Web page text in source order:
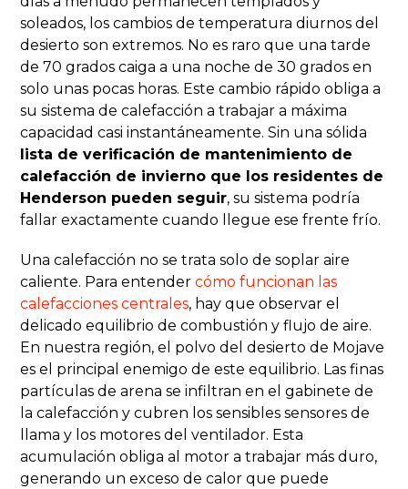
soleados, los cambios de temperatura diurnos del
desierto son extremos. No es raro que una tarde
de 70 grados caiga a una noche de 30 grados en
solo unas pocas horas. Este cambio rápido obliga a
su sistema de calefacción a trabajar a máxima
capacidad casi instantáneamente. Sin una sólida
lista de verificación de mantenimiento de
calefacción de invierno que los residentes de
Henderson pueden seguir, su sistema podría
fallar exactamente cuando llegue ese frente frío.
Una calefacción no se trata solo de soplar aire
caliente. Para entendercómo funcionan las
calefacciones centrales, hay que observar el
delicado equilibrio de combustión y flujo de aire.
En nuestra región, el polvo del desierto de Mojave
es el principal enemigo de este equilibrio. Las finas
partículas de arena se infiltran en el gabinete de
la calefacción y cubren los sensibles sensores de
llama y los motores del ventilador. Esta
acumulación obliga al motor a trabajar más duro,
generando un exceso de calor que puede